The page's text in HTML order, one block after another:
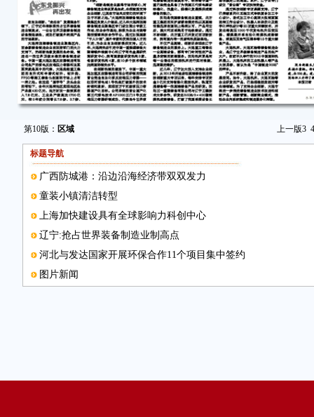
第10版： 区域 上一版3 4
标题导航
广西防城港：沿边沿海经济带双双发力
童装小镇清洁转型
上海加快建设具有全球影响力科创中心
辽宁:抢占世界装备制造业制高点
河北与发达国家开展环保合作11个项目集中签约
图片新闻